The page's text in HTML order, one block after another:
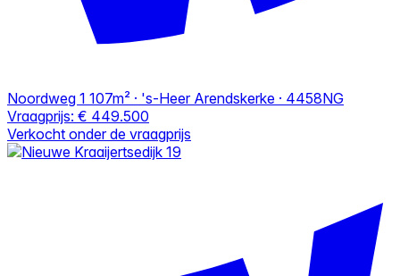
Noordweg 1 107m² · 's-Heer Arendskerke · 4458NG
Vraagprijs: € 449.500
Verkocht onder de vraagprijs